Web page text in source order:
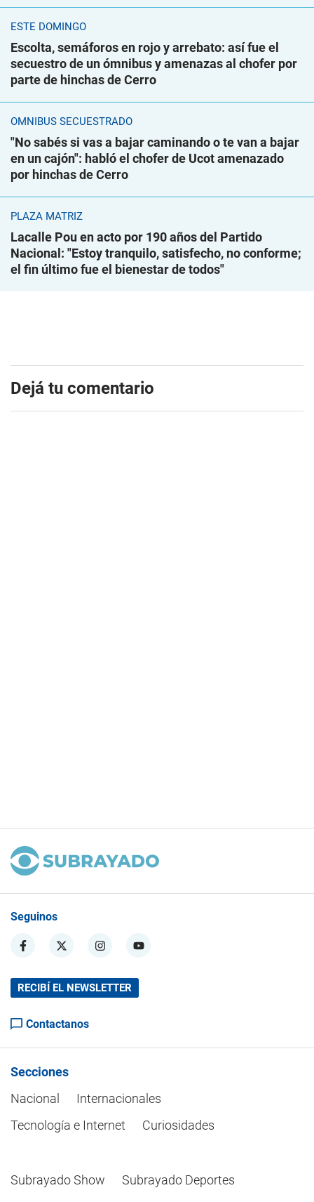
ESTE DOMINGO
Escolta, semáforos en rojo y arrebato: así fue el
secuestro de un ómnibus y amenazas al chofer por
parte de hinchas de Cerro
ÓMNIBUS SECUESTRADO
"No sabés si vas a bajar caminando o te van a bajar
en un cajón": habló el chofer de Ucot amenazado
por hinchas de Cerro
PLAZA MATRIZ
Lacalle Pou en acto por 190 años del Partido
Nacional: "Estoy tranquilo, satisfecho, no conforme;
el fin último fue el bienestar de todos"
Dejá tu comentario
Seguinos
RECIBÍ EL NEWSLETTER
Contactanos
Secciones
Nacional
Internacionales
Tecnología e Internet
Curiosidades
Subrayado Show Subrayado Deportes